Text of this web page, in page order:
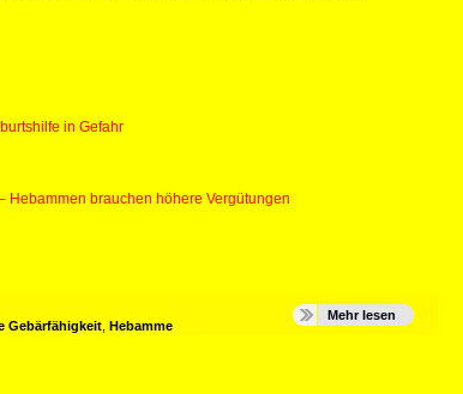
in Gefahr
Hebammen brauchen höhere Vergütungen
Gebärfähigkeit Hebamme
Mehr lesen